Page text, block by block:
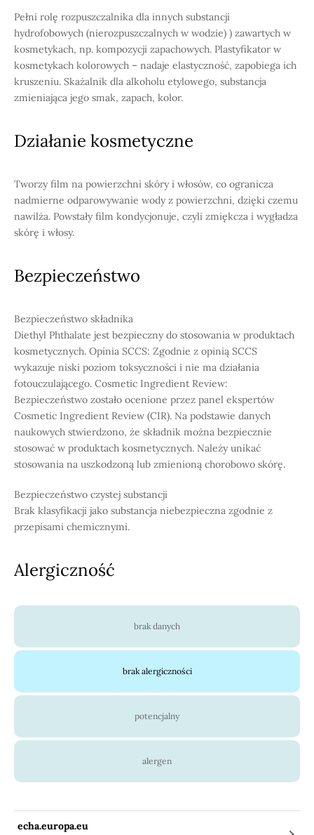
Pełni rolę rozpuszczalnika dla innych substancji
hydrofobowych (nierozpuszczalnych w wodzie) ) zawartych w
kosmetykach, np. kompozycji zapachowych. Plastyfikator w
kosmetykach kolorowych – nadaje elastyczność, zapobiega ich
kruszeniu. Skażalnik dla alkoholu etylowego, substancja
zmieniająca jego smak, zapach, kolor.
Działanie kosmetyczne
Tworzy film na powierzchni skóry i włosów, co ogranicza
nadmierne odparowywanie wody z powierzchni, dzięki czemu
nawilża. Powstały film kondycjonuje, czyli zmiękcza i wygładza
skórę i włosy.
Bezpieczeństwo
Bezpieczeństwo składnika
Diethyl Phthalate jest bezpieczny do stosowania w produktach
kosmetycznych. Opinia SCCS: Zgodnie z opinią SCCS
wykazuje niski poziom toksyczności i nie ma działania
fotouczulającego. Cosmetic Ingredient Review:
Bezpieczeństwo zostało ocenione przez panel ekspertów
Cosmetic Ingredient Review (CIR). Na podstawie danych
naukowych stwierdzono, że składnik można bezpiecznie
stosować w produktach kosmetycznych. Należy unikać
stosowania na uszkodzoną lub zmienioną chorobowo skórę.
Bezpieczeństwo czystej substancji
Brak klasyfikacji jako substancja niebezpieczna zgodnie z
przepisami chemicznymi.
Alergiczność
brak danych
brak alergiczności
potencjalny
alergen
echa.europa.eu